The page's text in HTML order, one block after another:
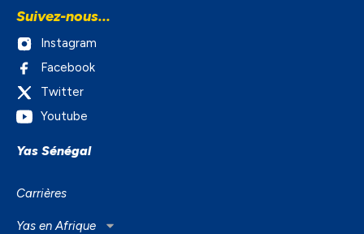
Suivez-nous...
Instagram
Facebook
Twitter
Youtube
Yas Sénégal
Carrières
Yas en Afrique